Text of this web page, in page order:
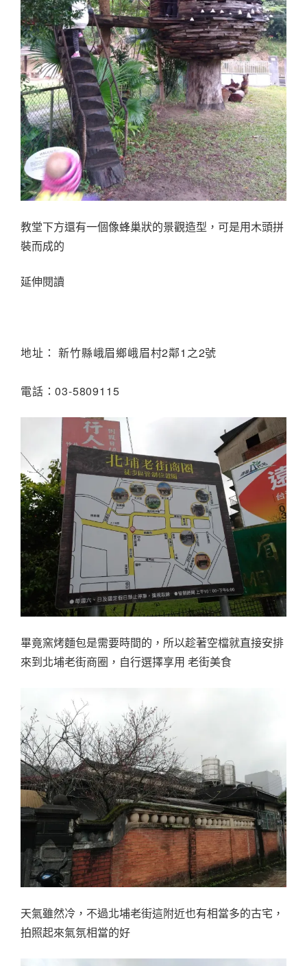
教堂下方還有一個像蜂巢狀的景觀造型，可是用木頭拼
裝而成的
延伸閱讀
地址： 新竹縣峨眉鄉峨眉村2鄰1之2號
電話：03-5809115
畢竟窯烤麵包是需要時間的，所以趁著空檔就直接安排
來到北埔老街商圈，自行選擇享用 老街美食
天氣雖然冷，不過北埔老街這附近也有相當多的古宅，
拍照起來氣氛相當的好